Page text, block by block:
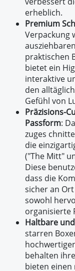
erheblich.
Premium
Verpackung
praktischen
bietet ein
interaktive
den
Gefühl von
Präzisions-
Passform:
zuges
die
("The Mitt"
Diese
dass die
sicher an
sowohl
organisierte
Haltbare
starren
behalten
bieten einen